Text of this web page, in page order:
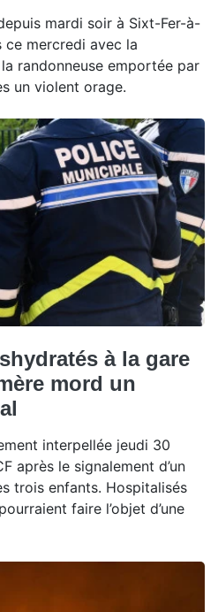
mardi soir à Sixt-Fer-à-
ce mercredi avec la
randonneuse emportée par
un violent orage.
à la gare
mord un
interpellée jeudi 30
après le signalement d’un
trois enfants. Hospitalisés
faire l’objet d’une